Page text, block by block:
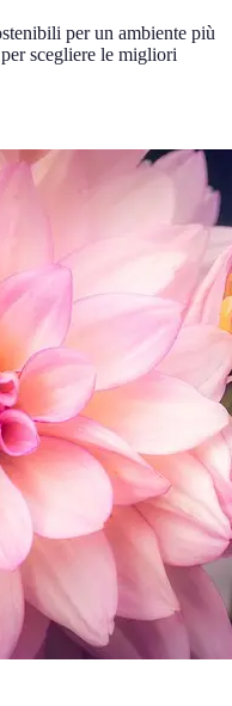
per un ambiente più
scegliere le migliori